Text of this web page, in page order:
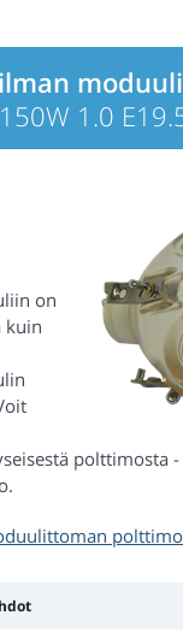
1.0
on
kuin
polttimosta